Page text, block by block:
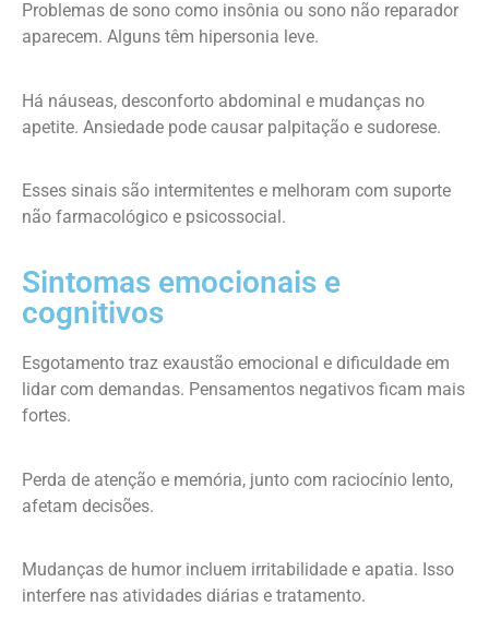
Problemas de sono como insônia ou sono não reparador
aparecem. Alguns têm hipersonia leve.
Há náuseas, desconforto abdominal e mudanças no
apetite. Ansiedade pode causar palpitação e sudorese.
Esses sinais são intermitentes e melhoram com suporte
não farmacológico e psicossocial.
Sintomas emocionais e
cognitivos
Esgotamento traz exaustão emocional e dificuldade em
lidar com demandas. Pensamentos negativos ficam mais
fortes.
Perda de atenção e memória, junto com raciocínio lento,
afetam decisões.
Mudanças de humor incluem irritabilidade e apatia. Isso
interfere nas atividades diárias e tratamento.